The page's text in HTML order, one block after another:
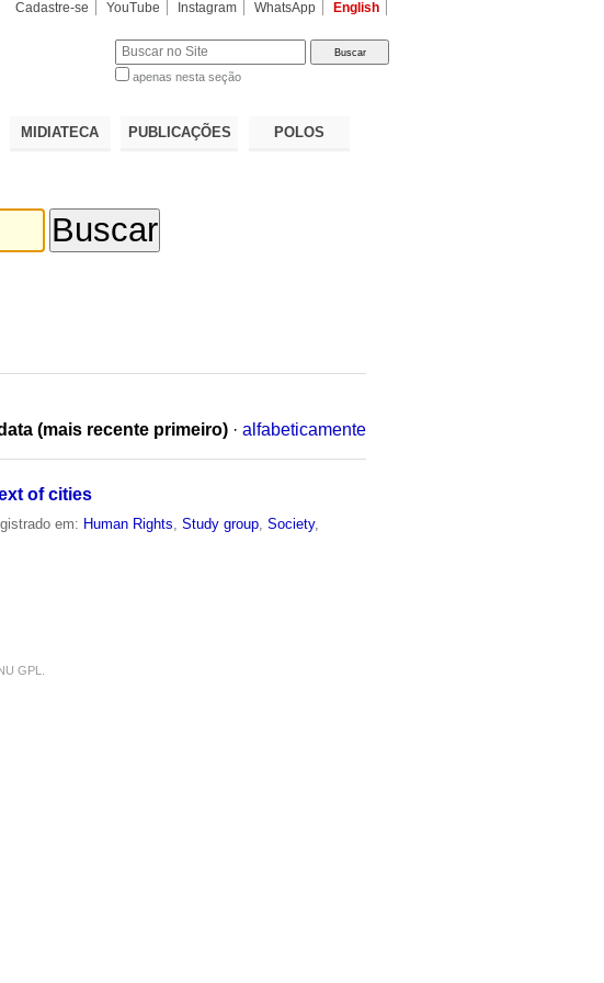
Cadastre-se YouTube Instagram WhatsApp English
apenas nesta seção
MIDIATECA PUBLICAÇÕES POLOS
(mais recente primeiro) · alfabeticamente
of cities
em: Human Rights ,Study group ,Society,
GPL